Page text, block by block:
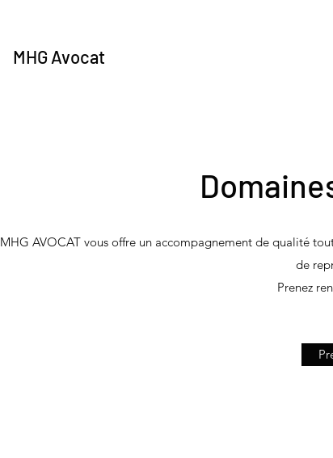
MHG Avocat
MHG AVOCAT vous offre un accompagnement de qualité
de
Prenez